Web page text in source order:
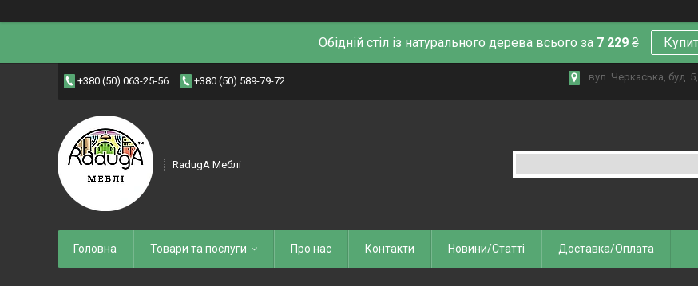
Обідній стіл із натурального дерева всього за 7 229 ₴
+380 (50) 063-25-56 +380 (50) 589-79-72 вул. Черкаська, буд.
RadugA Меблі
Головна Товари та послуги Про нас Контакти Новини/Статті Доставка/Оплата